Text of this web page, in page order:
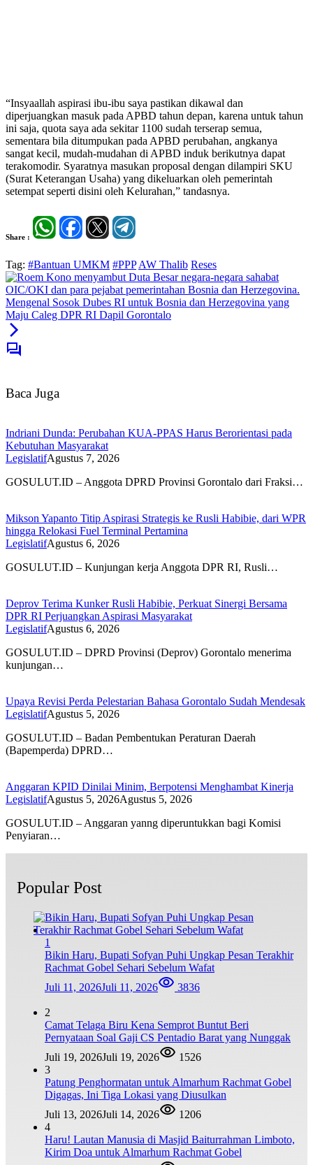
“Insyaallah aspirasi ibu-ibu saya pastikan dikawal dan
diperjuangkan masuk pada APBD tahun depan, karena untuk tahun
ini saja, quota saya ada sekitar 1100 sudah terserap semua,
sementara bila ditumpukan pada APBD perubahan, angkanya
sangat kecil, mudah-mudahan di APBD induk berikutnya dapat
terakomodir. Syaratnya masukan proposal dengan dilampiri SKU
(Surat Keterangan Usaha) yang dikeluarkan oleh pemerintah
setempat seperti disini oleh Kelurahan,” tandasnya.
Share :
Tag: #Bantuan UMKM #PPP AW Thalib Reses
Mengenal Sosok Dubes RI untuk Bosnia dan Herzegovina yang
Maju Caleg DPR RI Dapil Gorontalo
Baca Juga
Indriani Dunda: Perubahan KUA-PPAS Harus Berorientasi pada
Kebutuhan Masyarakat
LegislatifAgustus 7, 2026
GOSULUT.ID – Anggota DPRD Provinsi Gorontalo dari Fraksi…
Mikson Yapanto Titip Aspirasi Strategis ke Rusli Habibie, dari WPR
hingga Relokasi Fuel Terminal Pertamina
LegislatifAgustus 6, 2026
GOSULUT.ID – Kunjungan kerja Anggota DPR RI, Rusli…
Deprov Terima Kunker Rusli Habibie, Perkuat Sinergi Bersama
DPR RI Perjuangkan Aspirasi Masyarakat
LegislatifAgustus 6, 2026
GOSULUT.ID – DPRD Provinsi (Deprov) Gorontalo menerima
kunjungan…
Upaya Revisi Perda Pelestarian Bahasa Gorontalo Sudah Mendesak
LegislatifAgustus 5, 2026
GOSULUT.ID – Badan Pembentukan Peraturan Daerah
(Bapemperda) DPRD…
Anggaran KPID Dinilai Minim, Berpotensi Menghambat Kinerja
LegislatifAgustus 5, 2026Agustus 5, 2026
GOSULUT.ID – Anggaran yanng diperuntukkan bagi Komisi
Penyiaran…
Popular Post
1
Bikin Haru, Bupati Sofyan Puhi Ungkap Pesan Terakhir
Rachmat Gobel Sehari Sebelum Wafat
Juli 11, 2026Juli 11, 2026 3836
2
Camat Telaga Biru Kena Semprot Buntut Beri
Pernyataan Soal Gaji CS Pentadio Barat yang Nunggak
Juli 19, 2026Juli 19, 2026
1526
3
Patung Penghormatan untuk Almarhum Rachmat Gobel
Digagas, Ini Tiga Lokasi yang Diusulkan
Juli 13, 2026Juli 14, 2026
1206
4
Haru! Lautan Manusia di Masjid Baiturrahman Limboto,
Kirim Doa untuk Almarhum Rachmat Gobel